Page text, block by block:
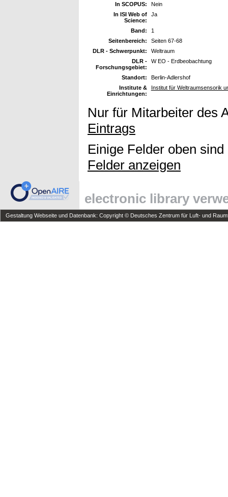
In SCOPUS:
Nein
In ISI Web of
Science:
Ja
Band:
1
Seitenbereich:
Seiten 67-68
DLR - Schwerpunkt:
Weltraum
DLR -
Forschungsgebiet:
W EO - Erdbeobachtung
Standort:
Berlin-Adlershof
Institute &
Einrichtungen:
Institut für Weltraumsensorik
Nur für Mitarbeiter des
Eintrags
Einige Felder oben
Felder anzeigen
electronic library
Gestaltung Webseite und Datenbank: Copyright © Deutsches Zentrum für Luft- und